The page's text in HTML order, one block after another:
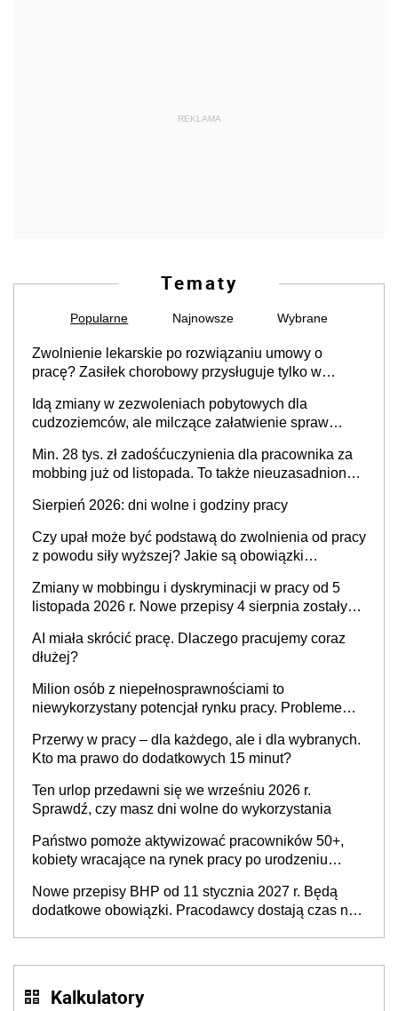
REKLAMA
Tematy
Popularne Najnowsze Wybrane
Zwolnienie lekarskie po rozwiązaniu umowy o
pracę? Zasiłek chorobowy przysługuje tylko w
stosunku pracy
Idą zmiany w zezwoleniach pobytowych dla
cudzoziemców, ale milczące załatwienie spraw
Min. 28 tys. zł zadośćuczynienia dla pracownika za
mobbing już od listopada. To także nieuzasadniona
Sierpień 2026: dni wolne i godziny pracy
Czy upał może być podstawą do zwolnienia od pracy
z powodu siły wyższej? Jakie są obowiązki
Zmiany w mobbingu i dyskryminacji w pracy od 5
listopada 2026 r. Nowe przepisy 4 sierpnia zostały
AI miała skrócić pracę. Dlaczego pracujemy coraz
dłużej?
Milion osób z niepełnosprawnościami to
niewykorzystany potencjał rynku pracy. Problemem
refundacji, ale bariery po stronie systemu i
świadomości pracodawców [WYWIAD]
Przerwy w pracy – dla każdego, ale i dla wybranych.
Kto ma prawo do dodatkowych 15 minut?
Ten urlop przedawni się we wrześniu 2026 r.
Sprawdź, czy masz dni wolne do wykorzystania
Państwo pomoże aktywizować pracowników 50+,
kobiety wracające na rynek pracy po urodzeniu
neuroatypowe. Powstanie Fundusz na rzecz
Inkluzywności w Zatrudnianiu?
Nowe przepisy BHP od 11 stycznia 2027 r. Będą
dodatkowe obowiązki. Pracodawcy dostają czas na
Kalkulatory